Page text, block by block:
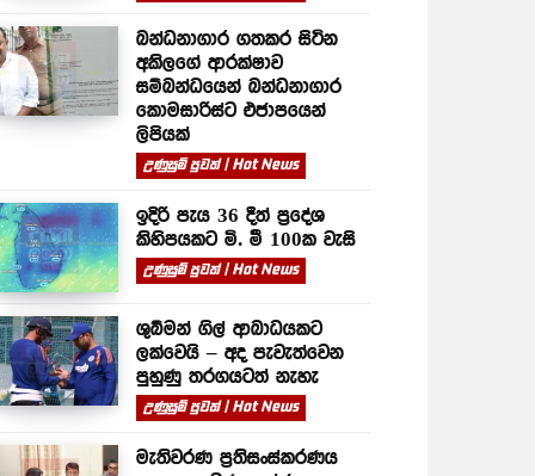
බන්ධනාගාර ගතකර සිටින
අකිලගේ ආරක්ෂාව
සම්බන්ධයෙන් බන්ධනාගාර
කොමසාරිස්ට එජාපයෙන්
ලිපියක්
උණුසුම් පුවත් | Hot News
ඉදිරි පැය 36 දීත් ප්‍රදේශ
කිහිපයකට මි. මී 100ක වැසි
උණුසුම් පුවත් | Hot News
ශුබ්මන් ගිල් ආබාධයකට
ලක්වෙයි – අද පැවැත්වෙන
පුහුණු තරගයටත් නැහැ
උණුසුම් පුවත් | Hot News
මැතිවරණ ප්‍රතිසංස්කරණය